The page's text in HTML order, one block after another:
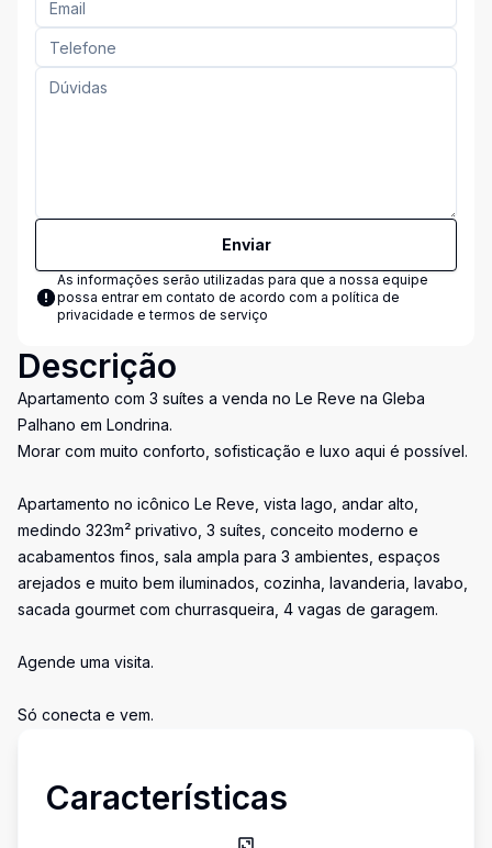
Enviar
As informações serão utilizadas para que a nossa equipe
possa entrar em contato de acordo com a política de
privacidade e termos de serviço
Descrição
Apartamento com 3 suítes a venda no Le Reve na Gleba
Palhano em Londrina.
Morar com muito conforto, sofisticação e luxo aqui é possível.
Apartamento no icônico Le Reve, vista lago, andar alto,
medindo 323m² privativo, 3 suítes, conceito moderno e
acabamentos finos, sala ampla para 3 ambientes, espaços
arejados e muito bem iluminados, cozinha, lavanderia, lavabo,
sacada gourmet com churrasqueira, 4 vagas de garagem.
Agende uma visita.
Só conecta e vem.
Características